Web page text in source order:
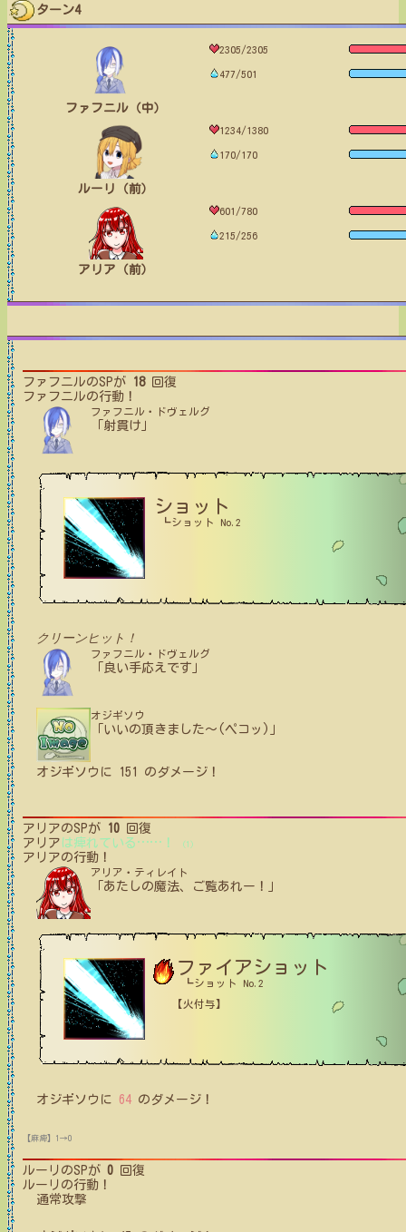
ターン4
ファフニル（中）
2305/2305
477/501
ルーリ（前）
1234/1380
170/170
アリア（前）
601/780
215/256
ファフニルのSPが 18回復
ファフニルの行動！
ファフニル・ドヴェルグ
「射貫け」
ショット
┗ショット No.2
クリーンヒット！
ファフニル・ドヴェルグ
「良い手応えです」
オジギソウ
「いいの頂きました〜(ペコッ)」
オジギソウ に 151 のダメージ！
アリアのSPが 10 回復
アリア は痺れている …… ！ (1)
アリアの行動！
アリア・ティレイト
「あたしの魔法、ご覧あれー！」
ファイアショット
┗ショット No.2
【火付与】
オジギソウ に 64 のダメージ！
【麻痺】1→0
ルーリ のSPが 0 回復
ルーリ の行動！
通常攻撃